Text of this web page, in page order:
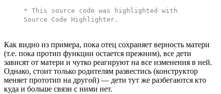
* This source code was highlighted with
Source Code Highlighter .
Как видно из примера, пока отец сохраняет верность матери
(т.е. пока протип функции остается прежним), все дети
зависят от матери и чутко реагируют на все изменения в ней.
Однако, стоит только родителям развестись (конструктор
меняет прототип на другой) — дети тут же разбегаются кто
куда и больше связи с ними нет.